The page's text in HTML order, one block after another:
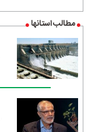
مطالب استانها